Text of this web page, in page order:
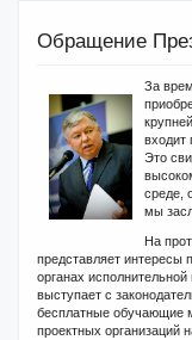
Обращение
За
входит
Это
среде,
мы
На
представляет интересы
органах
выступает с
бесплатные обучающие
проектных организаций